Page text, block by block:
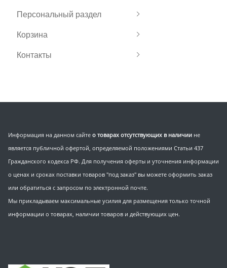
Персональный раздел
Корзина
Контакты
Информация на данном сайте о товарах отсутствующих в наличии не
является публичной офертой, определяемой положениями Статьи 437
Гражданского кодекса РФ. Для получения оферты и уточнения информации
о ценах и сроках поставки товаров "под заказ" вы можете оформить заказ
или обратиться с запросом по электронной почте.
Мы прикладываем максимальные усилия для размещения только точной
информации о товарах, наличии товаров и действующих цен.